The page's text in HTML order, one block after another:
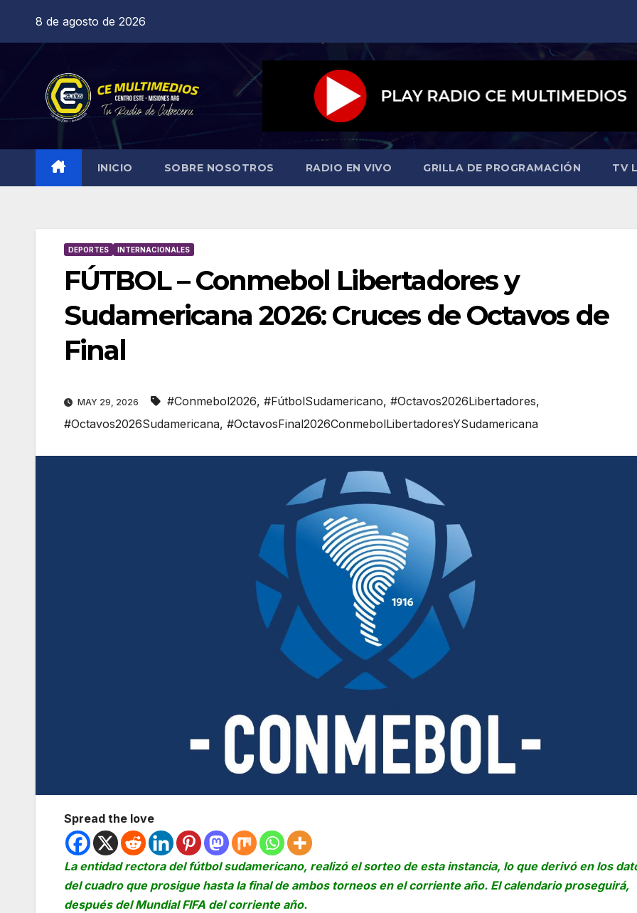
8 de agosto de 2026
INICIO SOBRE NOSOTROS RADIO EN VIVO GRILLA DE PROGRAMACIÓN TV
DEPORTES INTERNACIONALES
FÚTBOL – Conmebol Libertadores y
Sudamericana 2026: Cruces de Octavos de
Final
MAY 29, 2026 #Conmebol2026, #FútbolSudamericano, #Octavos2026Libertadores,
#Octavos2026Sudamericana, #OctavosFinal2026ConmebolLibertadoresYSudamericana
Spread the love
La entidad rectora del fútbol sudamericano, realizó el sorteo de esta instancia, lo que derivó en los
del cuadro que prosigue hasta la final de ambos torneos en el corriente año. El calendario proseguirá,
después del Mundial FIFA del corriente año.